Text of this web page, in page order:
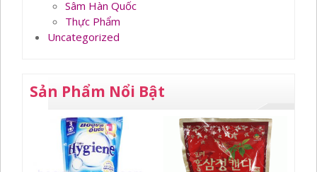
Sâm Hàn Quốc
Thực Phẩm
Uncategorized
Sản Phẩm Nổi Bật